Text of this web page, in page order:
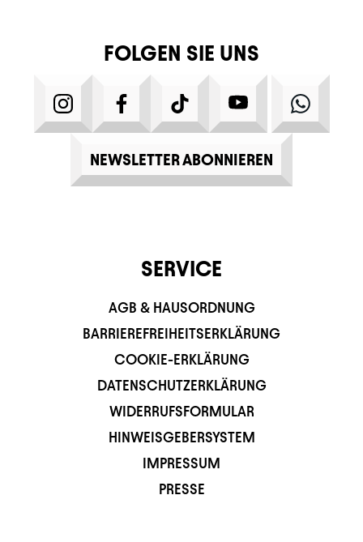
FOLGEN SIE UNS
INSTAGRAMFACEBOOKTIKTOK YOUTUBE
NEWSLETTER ABONNIEREN
SERVICE
AGB & HAUSORDNUNG
BARRIEREFREIHEITSERKLÄRUNG
COOKIE-ERKLÄRUNG
DATENSCHUTZERKLÄRUNG
WIDERRUFSFORMULAR
HINWEISGEBERSYSTEM
IMPRESSUM
PRESSE